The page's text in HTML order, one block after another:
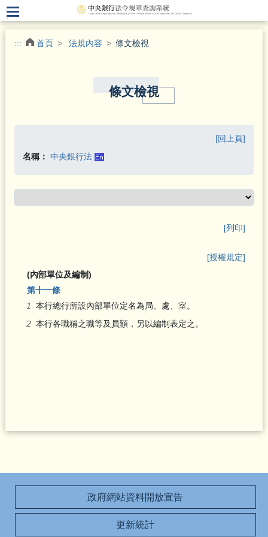
.
::: 首頁 法規內容 條文檢視
條文檢視
[回上頁]
名稱： 中央銀行法
[列印]
[授權規定]
(內部單位及編制)
第十一條
本行總行所設內部單位定名為局、處、室。
本行各職稱之職等及員額，另以編制表定之。
政府網站資料開放宣告
更新統計